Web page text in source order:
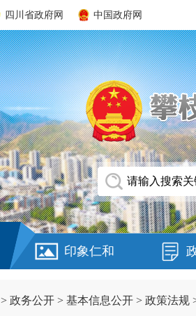
四川省政府网 中国政府网
印象仁和
> 政务公开 > 基本信息公开 > 政策法规